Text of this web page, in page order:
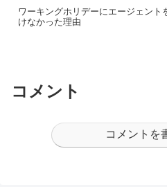
ワーキングホリデーにエージェント
けなかった理由
コメント
コメントを